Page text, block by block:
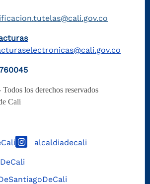
los derechos reservados
Cali
alcaldiadecali